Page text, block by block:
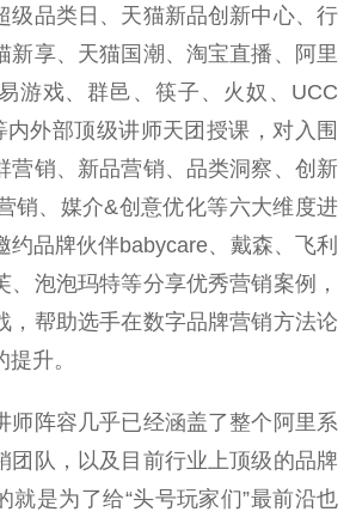
级品类日、天猫新品创新中心、行
新享、天猫国潮、淘宝直播、阿里
游戏、群邑、筷子、火奴、UCC
外部顶级讲师天团授课，对入围
营销、新品营销、品类洞察、创新
销、媒介&创意优化等六大维度进
约品牌伙伴babycare、戴森、飞利
、泡泡玛特等分享优秀营销案例，
，帮助选手在数字品牌营销方法论
升。
阵容几乎已经涵盖了整个阿里系
团队，以及目前行业上顶级的品牌
就是为了给“头号玩家们”最前沿也